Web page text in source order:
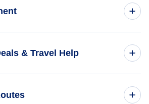
a Moscú - PBG a MOW
& Travel Help